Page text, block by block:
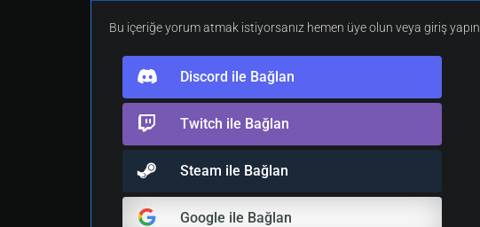
Bu içeriğe yorum atmak istiyorsanız hemen üye olun veya giriş yapın.
Discord ile Bağlan
Twitch ile Bağlan
Steam ile Bağlan
Google ile Bağlan